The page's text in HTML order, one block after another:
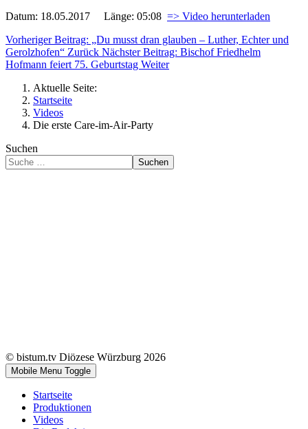
Datum: 18.05.2017 Länge: 05:08 => Video herunterladen
Vorheriger Beitrag: „Du musst dran glauben – Luther, Echter und
Gerolzhofen“ Zurück Nächster Beitrag: Bischof Friedhelm
Hofmann feiert 75. Geburtstag Weiter
Aktuelle Seite:
Startseite
Videos
Die erste Care-im-Air-Party
Suchen
Suchen
© bistum.tv Diözese Würzburg 2026
Mobile Menu Toggle
Startseite
Produktionen
Videos